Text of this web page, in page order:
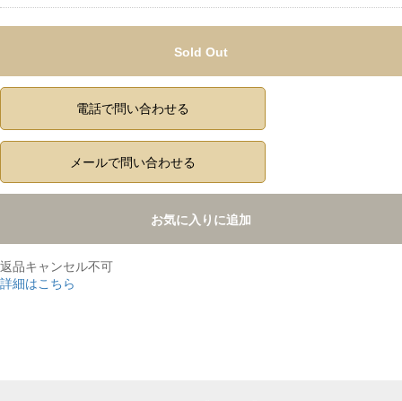
Sold Out
電話で問い合わせる
メールで問い合わせる
お気に入りに追加
返品キャンセル不可
詳細はこちら